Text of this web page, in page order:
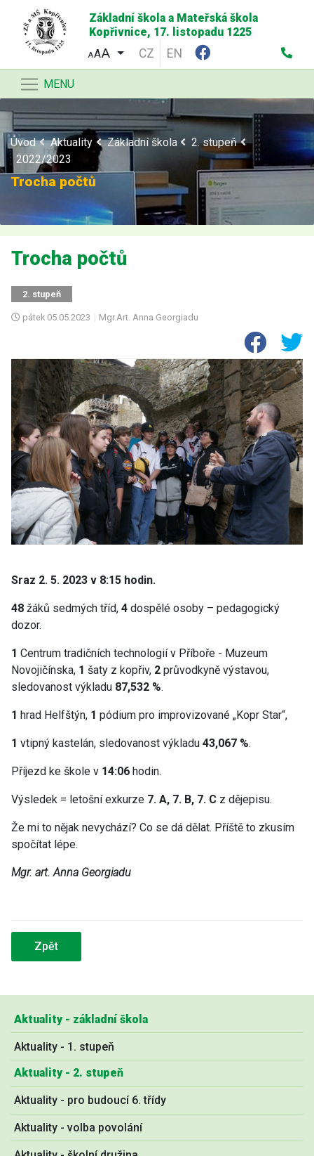
Základní škola a Mateřská škola
Kopřivnice, 17. listopadu 1225
AA CZ EN
MENU
Úvod Aktuality Základní škola
2. stupeň
2022/2023
Trocha počtů
Aktuality - základní škola
Aktuality - 1. stupeň
Aktuality - 2. stupeň
Aktuality - pro budoucí 6. třídy
Aktuality - volba povolání
Trocha počtů
2. stupeň
pátek 05.05.2023 | Mgr.Art. Anna Georgiadu
Sraz 2. 5. 2023 v 8:15 hodin.
48 žáků sedmých tříd, 4 dospělé osoby – pedagogický
dozor.
1 Centrum tradičních technologií v Příboře - Muzeum
Novojičínska, 1 šaty z kopřiv, 2 průvodkyně výstavou,
sledovanost výkladu 87,532 %.
1 hrad Helfštýn, 1 pódium pro improvizované „Kopr Star“,
1 vtipný kastelán, sledovanost výkladu 43,067 %.
Příjezd ke škole v 14:06 hodin.
Výsledek = letošní exkurze 7. A, 7. B, 7. C z dějepisu.
Že mi to nějak nevychází? Co se dá dělat. Příště to zkusím
spočítat lépe.
Mgr. art. Anna Georgiadu
Zpět